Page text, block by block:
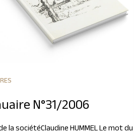
N°31/2006
la sociétéClaudine HUMMEL Le mot du